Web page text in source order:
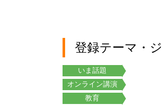
登録テーマ・
いま話題
オンライン講演
教育